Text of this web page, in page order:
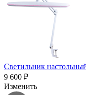
Светильник
9 600 ₽
Изменить